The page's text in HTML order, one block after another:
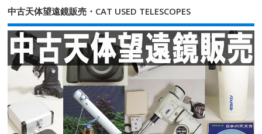
中古天体望遠鏡販売・CAT USED TELESCOPES